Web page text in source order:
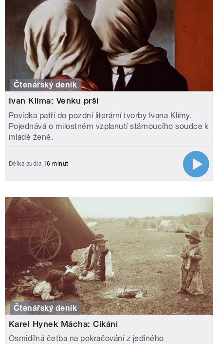
Čtenářský deník
Ivan Klíma: Venku prší
Povídka patří do pozdní literární tvorby Ivana Klímy.
Pojednává o milostném vzplanutí stárnoucího soudce k
mladé ženě.
Délka audia 16 minut
Čtenářský deník
Karel Hynek Mácha: Cikáni
Osmidílná četba na pokračování z jediného